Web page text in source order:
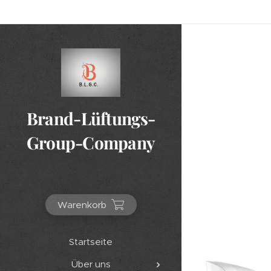
Brand-Lüftungs-
Group-Company
Warenkorb
Startseite
Über uns